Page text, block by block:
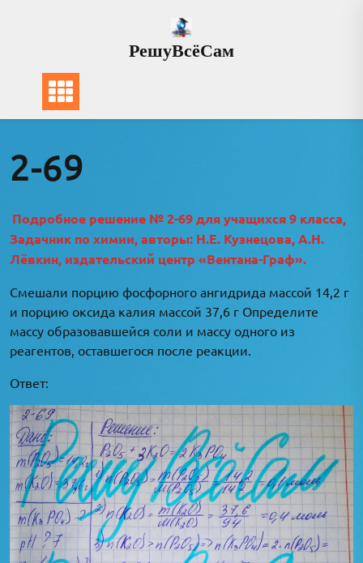
РешуВсёСам
2-69
Подробное решение № 2-69 для учащихся 9 класса,
Задачник по химии, авторы: Н.Е. Кузнецова, А.Н.
Лёвкин, издательский центр «Вентана-Граф».
Смешали порцию фосфорного ангидрида массой 14,2 г
и порцию оксида калия массой 37,6 г Определите
массу образовавшейся соли и массу одного из
реагентов, оставшегося после реакции.
Ответ: